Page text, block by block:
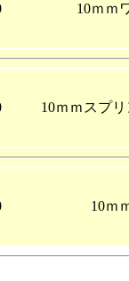
10ｍｍ
10ｍｍスプ
10ｍ